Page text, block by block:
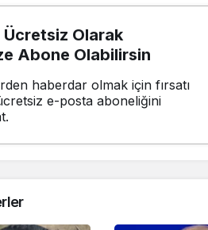
Ücretsiz Olarak
Abone Olabilirsin
haberdar olmak için fırsatı
e-posta aboneliğini